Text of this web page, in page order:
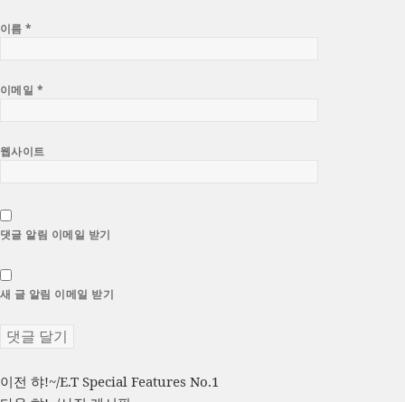
이름*
이메일 *
웹사이트
댓글 알림 이메일 받기
새 글 알림 이메일 받기
글
이전 이
햐!~/E.T Special Features No.1